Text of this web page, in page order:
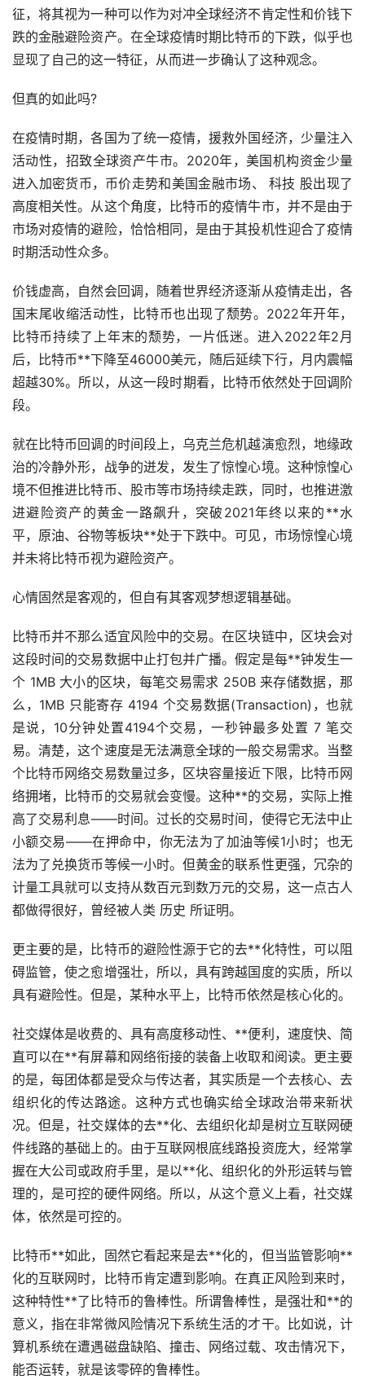
征，将其视为一种可以作为对冲全球经济不肯定性和价钱下
跌的金融避险资产。在全球疫情时期比特币的下跌，似乎也
显现了自己的这一特征，从而进一步确认了这种观念。
但真的如此吗?
在疫情时期，各国为了统一疫情，援救外国经济，少量注入
活动性，招致全球资产牛市。2020年，美国机构资金少量
进入加密货币，币价走势和美国金融市场、 科技 股出现了
高度相关性。从这个角度，比特币的疫情牛市，并不是由于
市场对疫情的避险，恰恰相同，是由于其投机性迎合了疫情
时期活动性众多。
价钱虚高，自然会回调，随着世界经济逐渐从疫情走出，各
国末尾收缩活动性，比特币也出现了颓势。2022年开年，
比特币持续了上年末的颓势，一片低迷。进入2022年2月
后，比特币**下降至46000美元，随后延续下行，月内震幅
超越30%。所以，从这一段时期看，比特币依然处于回调阶
段。
就在比特币回调的时间段上，乌克兰危机越演愈烈，地缘政
治的冷静外形，战争的迸发，发生了惊惶心境。这种惊惶心
境不但推进比特币、股市等市场持续走跌，同时，也推进激
进避险资产的黄金一路飙升，突破2021年终以来的**水
平，原油、谷物等板块**处于下跌中。可见，市场惊惶心境
并未将比特币视为避险资产。
心情固然是客观的，但自有其客观梦想逻辑基础。
比特币并不那么适宜风险中的交易。在区块链中，区块会对
这段时间的交易数据中止打包并广播。假定是每**钟发生一
个 1MB 大小的区块，每笔交易需求 250B 来存储数据，那
么，1MB 只能寄存 4194 个交易数据(Transaction)，也就
是说，10分钟处置4194个交易，一秒钟最多处置 7 笔交
易。清楚，这个速度是无法满意全球的一般交易需求。当整
个比特币网络交易数量过多，区块容量接近下限，比特币网
络拥堵，比特币的交易就会变慢。这种**的交易，实际上推
高了交易利息——时间。过长的交易时间，使得它无法中止
小额交易——在押命中，你无法为了加油等候1小时；也无
法为了兑换货币等候一小时。但黄金的联系性更强，冗杂的
计量工具就可以支持从数百元到数万元的交易，这一点古人
都做得很好，曾经被人类 历史 所证明。
更主要的是，比特币的避险性源于它的去**化特性，可以阻
碍监管，使之愈增强壮，所以，具有跨越国度的实质，所以
具有避险性。但是，某种水平上，比特币依然是核心化的。
社交媒体是收费的、具有高度移动性、**便利，速度快、简
直可以在**有屏幕和网络衔接的装备上收取和阅读。更主要
的是，每团体都是受众与传达者，其实质是一个去核心、去
组织化的传达路途。这种方式也确实给全球政治带来新状
况。但是，社交媒体的去**化、去组织化却是树立互联网硬
件线路的基础上的。由于互联网根底线路投资庞大，经常掌
握在大公司或政府手里，是以**化、组织化的外形运转与管
理的，是可控的硬件网络。所以，从这个意义上看，社交媒
体，依然是可控的。
比特币**如此，固然它看起来是去**化的，但当监管影响**
化的互联网时，比特币肯定遭到影响。在真正风险到来时，
这种特性**了比特币的鲁棒性。所谓鲁棒性，是强壮和**的
意义，指在非常微风险情况下系统生活的才干。比如说，计
算机系统在遭遇磁盘缺陷、撞击、网络过载、攻击情况下，
能否运转，就是该零碎的鲁棒性。